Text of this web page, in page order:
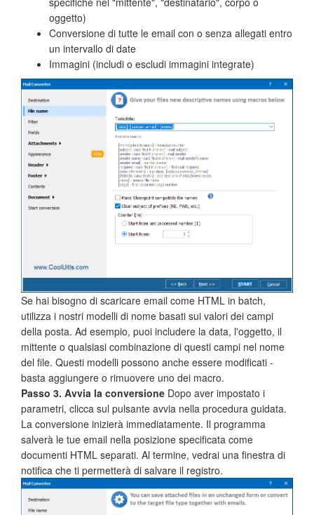
oggetto)
Conversione di tutte le email con o senza allegati entro
un intervallo di date
Immagini (includi o escludi immagini integrate)
Se hai bisogno di scaricare email come HTML in batch,
utilizza i nostri modelli di nome basati sui valori dei campi
della posta. Ad esempio, puoi includere la data, l'oggetto, il
mittente o qualsiasi combinazione di questi campi nel nome
del file. Questi modelli possono anche essere modificati -
basta aggiungere o rimuovere uno dei macro.
Passo 3. Avvia la conversione Dopo aver impostato i
parametri, clicca sul pulsante avvia nella procedura guidata.
La conversione inizierà immediatamente. Il programma
salverà le tue email nella posizione specificata come
documenti HTML separati. Al termine, vedrai una finestra di
notifica che ti permetterà di salvare il registro.